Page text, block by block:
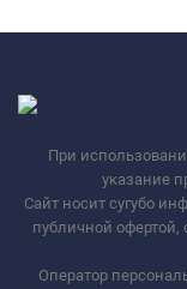
При
указание
Сайт носит сугубо
публичной офертой,
Оператор